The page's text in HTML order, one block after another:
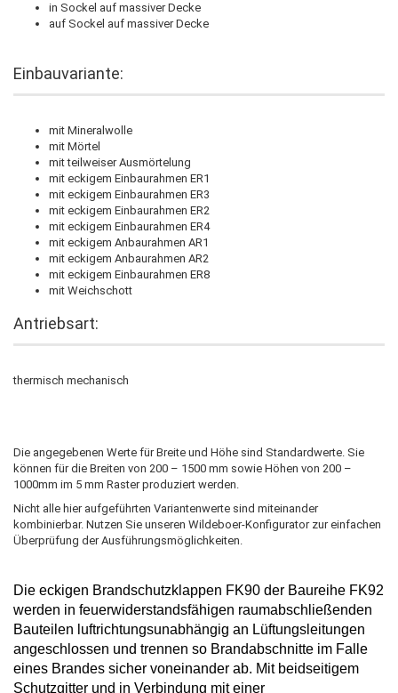
in Sockel auf massiver Decke
auf Sockel auf massiver Decke
Einbauvariante:
mit Mineralwolle
mit Mörtel
mit teilweiser Ausmörtelung
mit eckigem Einbaurahmen ER1
mit eckigem Einbaurahmen ER3
mit eckigem Einbaurahmen ER2
mit eckigem Einbaurahmen ER4
mit eckigem Anbaurahmen AR1
mit eckigem Anbaurahmen AR2
mit eckigem Einbaurahmen ER8
mit Weichschott
Antriebsart:
thermisch mechanisch
Die angegebenen Werte für Breite und Höhe sind Standardwerte. Sie
können für die Breiten von 200 – 1500 mm sowie Höhen von 200 –
1000mm im 5 mm Raster produziert werden.
Nicht alle hier aufgeführten Variantenwerte sind miteinander
kombinierbar. Nutzen Sie unseren Wildeboer-Konfigurator zur einfachen
Überprüfung der Ausführungsmöglichkeiten.
Die eckigen Brandschutzklappen FK90 der Baureihe FK92
werden in feuerwiderstandsfähigen raumabschließenden
Bauteilen luftrichtungsunabhängig an Lüftungsleitungen
angeschlossen und trennen so Brandabschnitte im Falle
eines Brandes sicher voneinander ab. Mit beidseitigem
Schutzgitter und in Verbindung mit einer